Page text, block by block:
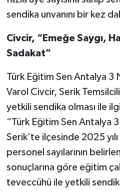
sendika unvanını bir kez
Civcir, “Emeğe Saygı,
Sadakat”
Türk Eğitim Sen Antalya 3
Varol Civcir, Serik
yetkili sendika olması ile
“Türk Eğitim Sen Antalya
Serik’te ilçesinde 2025 yılı
personel sayılarının
sonuçlarına göre eğitim
teveccühü ile yetkili